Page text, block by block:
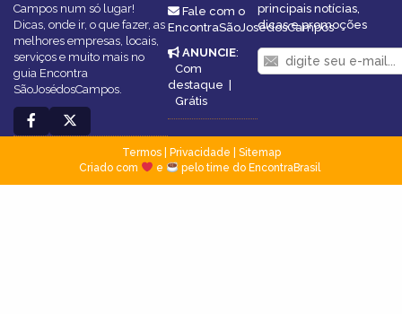
Campos num só lugar!
Dicas, onde ir, o que fazer, as
melhores empresas, locais,
serviços e muito mais no
guia Encontra
SãoJosédosCampos.
Fale com o
EncontraSãoJosédosCampos
ANUNCIE:
Com
destaque |
Grátis
principais notícias,
dicas e promoções
Termos| Privacidade
Sitemap
Criado com
e pelo time do EncontraBrasil